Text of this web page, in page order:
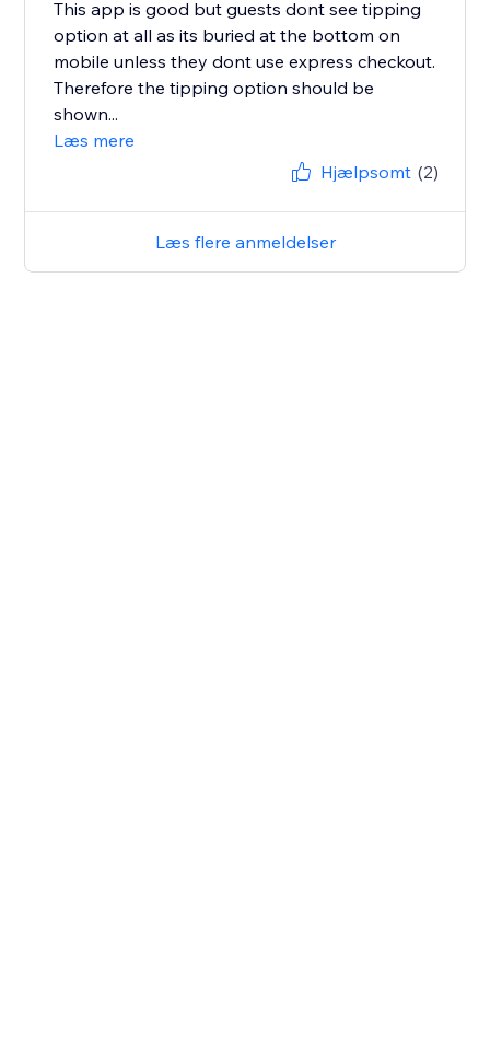
This app is good but guests dont see tipping
option at all as its buried at the bottom on
mobile unless they dont use express checkout.
Therefore the tipping option should be
shown...
Læs mere
Hjælpsomt (2)
Læs flere anmeldelser